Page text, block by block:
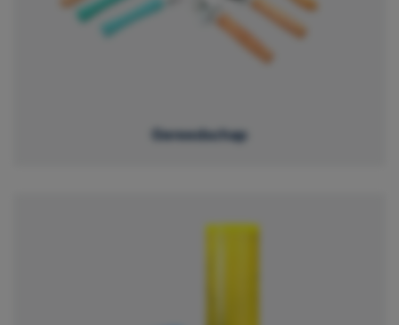
Gereedschap